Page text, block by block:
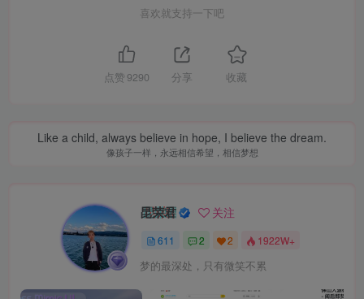
喜欢就支持一下吧
点赞 9290 分享 收藏
Like a child, always believe in hope, I believe the dream.
像孩子一样，永远相信希望，相信梦想
昆荣君 关注
611 2 2 1922W+
梦的最深处，只有微笑不累